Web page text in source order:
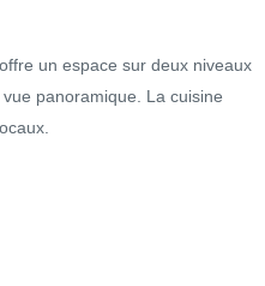
un espace sur deux niveaux
panoramique. La cuisine